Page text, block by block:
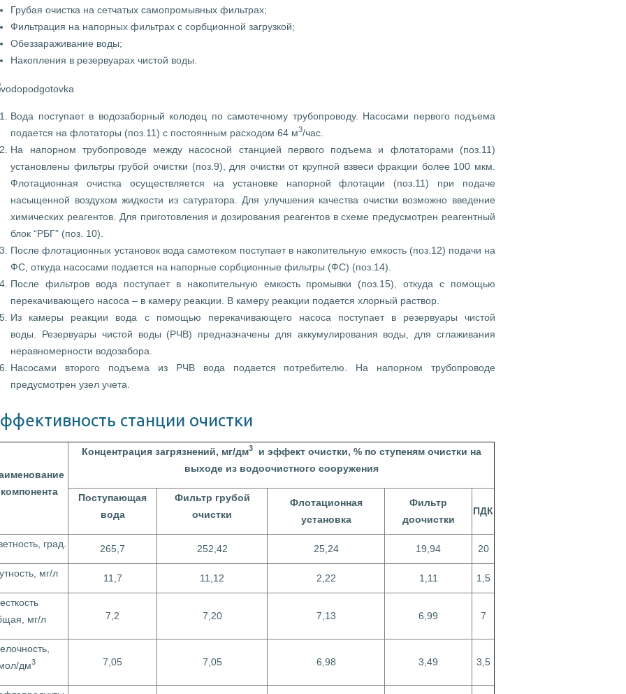
Грубая очистка на сетчатых самопромывных фильтрах;
Фильтрация на напорных фильтрах с сорбционной загрузкой;
Обеззараживание воды;
Накопления в резервуарах чистой воды.
Вода поступает в водозаборный колодец по самотечному трубопроводу. Насосами первого подъема
подается на флотаторы (поз.11) с постоянным расходом 64 м3/час.
На напорном трубопроводе между насосной станцией первого подъема и флотаторами (поз.11)
установлены фильтры грубой очистки (поз.9), для очистки от крупной взвеси фракции более 100 мкм.
Флотационная очистка осуществляется на установке напорной флотации (поз.11) при подаче
насыщенной воздухом жидкости из сатуратора. Для улучшения качества очистки возможно введение
химических реагентов. Для приготовления и дозирования реагентов в схеме предусмотрен реагентный
блок “РБГ” (поз. 10).
После флотационных установок вода самотеком поступает в накопительную емкость (поз.12) подачи на
ФС, откуда насосами подается на напорные сорбционные фильтры (ФС) (поз.14).
После фильтров вода поступает в накопительную емкость промывки (поз.15), откуда с помощью
перекачивающего насоса – в камеру реакции. В камеру реакции подается хлорный раствор.
Из камеры реакции вода с помощью перекачивающего насоса поступает в резервуары чистой
воды. Резервуары чистой воды (РЧВ) предназначены для аккумулирования воды, для сглаживания
неравномерности водозабора.
Насосами второго подъема из РЧВ вода подается потребителю. На напорном трубопроводе
предусмотрен узел учета.
станции очистки
компонента
Концентрация загрязнений, мг/дм3и эффект очистки, % по ступеням очистки на
выходе из водоочистного сооружения
Поступающая
вода
Фильтр грубой
очистки
Флотационная
установка
Фильтр
доочистки
ПДК
град. 265,7 252,42 25,24 19,94 20
мг/л 11,7 11,12 2,22 1,11 1,5
мг/л
7,2 7,20 7,13 6,99 7
дм3 7,05 7,05 6,98 3,49 3,5